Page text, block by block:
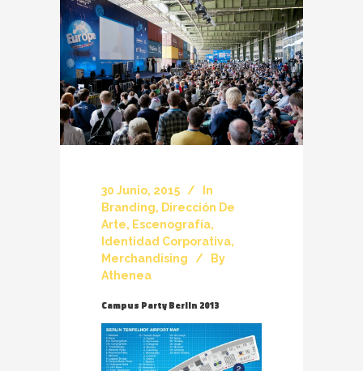
30 Junio, 2015
In
Branding, Dirección De
Arte, Escenografía,
Identidad Corporativa,
Merchandising
By
Athenea
Campus Party Berlin 2013